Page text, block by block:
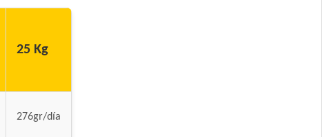
25 Kg
276gr/día